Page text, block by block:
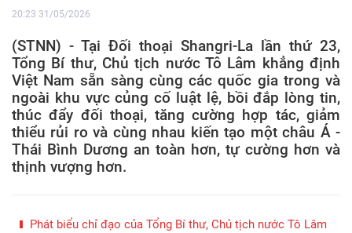
20:23 31/05/2026
(STNN) - Tại Đối thoại Shangri-La lần thứ 23,
Tổng Bí thư, Chủ tịch nước Tô Lâm khẳng định
Việt Nam sẵn sàng cùng các quốc gia trong và
ngoài khu vực củng cố luật lệ, bồi đắp lòng tin,
thúc đẩy đối thoại, tăng cường hợp tác, giảm
thiểu rủi ro và cùng nhau kiến tạo một châu Á -
Thái Bình Dương an toàn hơn, tự cường hơn và
thịnh vượng hơn.
Phát biểu chỉ đạo của Tổng Bí thư, Chủ tịch nước Tô Lâm